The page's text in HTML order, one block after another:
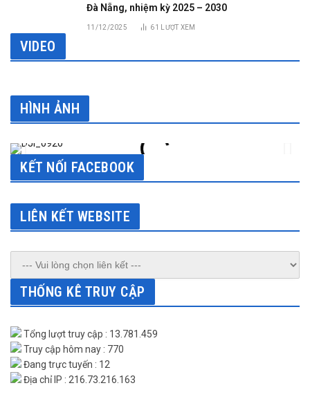
Đà Nẵng, nhiệm kỳ 2025 – 2030
11/12/2025 61 LƯỢT XEM
VIDEO
HÌNH ẢNH
KẾT NỐI FACEBOOK
LIÊN KẾT WEBSITE
THỐNG KÊ TRUY CẬP
Tổng lượt truy cập : 13.781.459
Truy cập hôm nay : 770
Đang trực tuyến : 12
Địa chỉ IP : 216.73.216.163